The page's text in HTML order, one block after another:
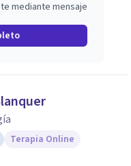
mediante mensaje
Terapia Online